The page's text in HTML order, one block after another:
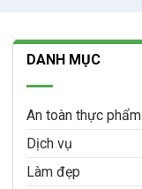
DANH MỤC
An toàn thực phẩm
Dịch vụ
Làm đẹp